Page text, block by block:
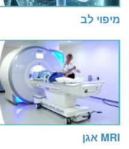
מיפוי לב
MRI אגן